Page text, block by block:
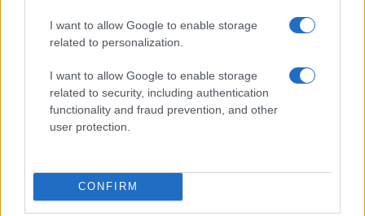
I want to allow Google to enable storage
related to personalization.
I want to allow Google to enable storage
related to security, including authentication
functionality and fraud prevention, and other
user protection.
CONFIRM
ΕΠΙΣΗΜΑΣΜΕΝΟ ΜΕ:
24 ώρες Παναθηναϊκός – Ολυμπιακός
μόνο στα Novasports!